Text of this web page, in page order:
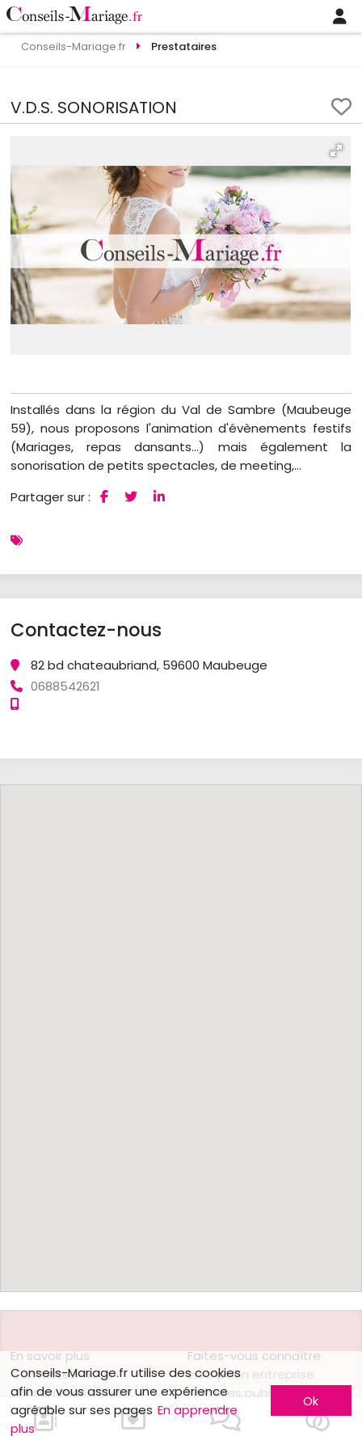
Conseils-Mariage.fr Prestataires
V.D.S. SONORISATION
Installés dans la région du Val de Sambre (Maubeuge
59), nous proposons l'animation d'évènements festifs
(Mariages, repas dansants...) mais également la
sonorisation de petits spectacles, de meeting,...
Partager sur :
Nous contacter
Contactez-nous
82 bd chateaubriand, 59600 Maubeuge
0688542621
En savoir plus
Contactez-nous
Qui sommes-nous ?
Jobs et stages
Partenaires
Faites-vous connaître
Inscription entreprise
Formules publicitaires
Conseils-Mariage.fr utilise des cookies
afin de vous assurer une expérience
agréable sur ses pages En apprendre
plus
Ok